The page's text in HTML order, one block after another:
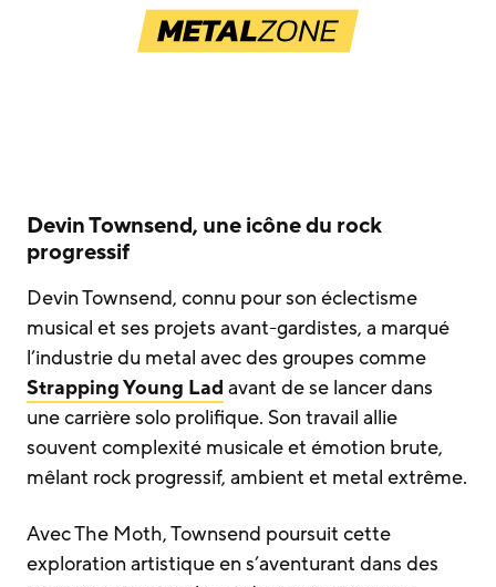
Devin Townsend, une icône du rock
progressif
Devin Townsend, connu pour son éclectisme
musical et ses projets avant-gardistes, a marqué
l’industrie du metal avec des groupes comme
Strapping Young Lad avant de se lancer dans
une carrière solo prolifique. Son travail allie
souvent complexité musicale et émotion brute,
mêlant rock progressif, ambient et metal extrême.
Avec The Moth, Townsend poursuit cette
exploration artistique en s’aventurant dans des